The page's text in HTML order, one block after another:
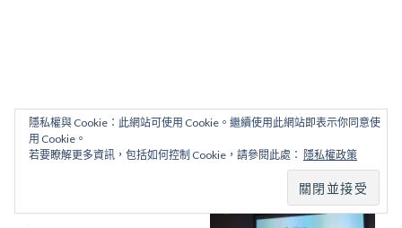
NEXT ARTICLE
隱私權與 Cookie：此網站可使用 Cookie。繼續使用此網站即表示你同意使
用 Cookie。
若要瞭解更多資訊，包括如何控制 Cookie，請參閱此處： 隱私權政策